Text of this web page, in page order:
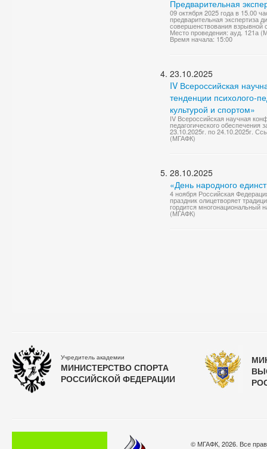
Предварительная
09 октября 2025 года в 15.00
предварительная экспертиза
совершенствования взрывной
Место проведения: ауд. 121а
Время начала: 15:00
23.10.2025
IV Всероссийская
тенденции психолого-
культурой и спортом»
IV Всероссийская научная
педагогического
23.10.2025г. по 24.10.2025г.
(МГАФК)
28.10.2025
«День народного
4 ноября Российская
праздник олицетворяет
гордится многонациональный
(МГАФК)
Учредитель академии
МИНИСТЕРСТВО СПОРТА
РОССИЙСКОЙ ФЕДЕРАЦИИ
© МГАФК, 2026. Все